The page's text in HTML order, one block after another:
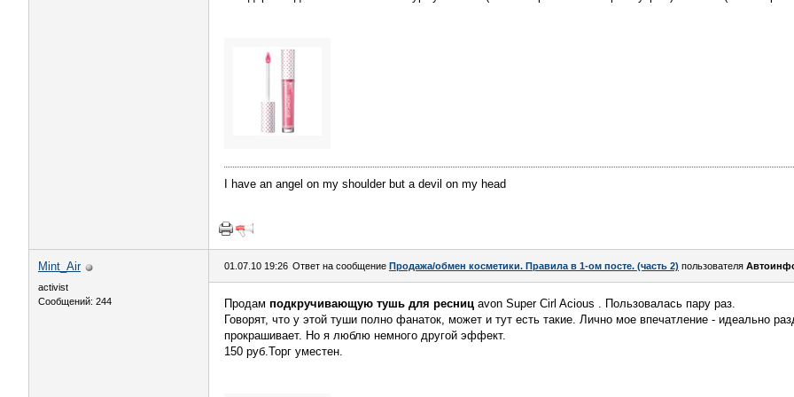
I have an angel on my shoulder but a devil on my head
Mint_Air
activist
Сообщений: 244
01.07.10 19:26 Ответ на сообщение Продажа/обмен косметики. Правила в 1-ом посте. (часть 2) пользователя
Продам подкручивающую тушь для ресниц avon Super Cirl Acious . Пользовалась пару раз.
Говорят, что у этой туши полно фанаток, может и тут есть такие. Лично мое впечатление - идеально
прокрашивает. Но я люблю немного другой эффект.
150 руб.Торг уместен.